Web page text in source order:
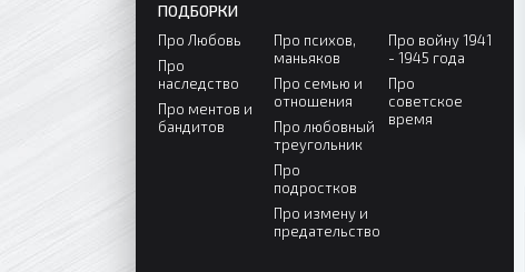
ПОДБОРКИ
Про Любовь
Про
наследство
Про ментов и
бандитов
Про психов,
маньяков
Про семью и
отношения
Про любовный
треугольник
Про
подростков
Про измену и
предательство
Про войну 1941
- 1945 года
Про
советское
время